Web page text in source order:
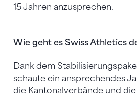
15 Jahren anzusprechen.
Wie geht es Swiss Athletics
Dank dem
schaute ein ansprechendes
die Kantonalverbände und die